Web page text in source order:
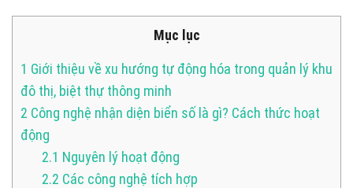
Mục lục
1 Giới thiệu về xu hướng tự động hóa trong quản lý khu
đô thị, biệt thự thông minh
2 Công nghệ nhận diện biển số là gì? Cách thức hoạt
động
2.1 Nguyên lý hoạt động
2.2 Các công nghệ tích hợp